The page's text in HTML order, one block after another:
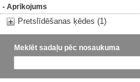
- Aprīkojums
Pretslīdēšanas ķēdes (1)
Meklēt sadaļu pēc nosaukuma